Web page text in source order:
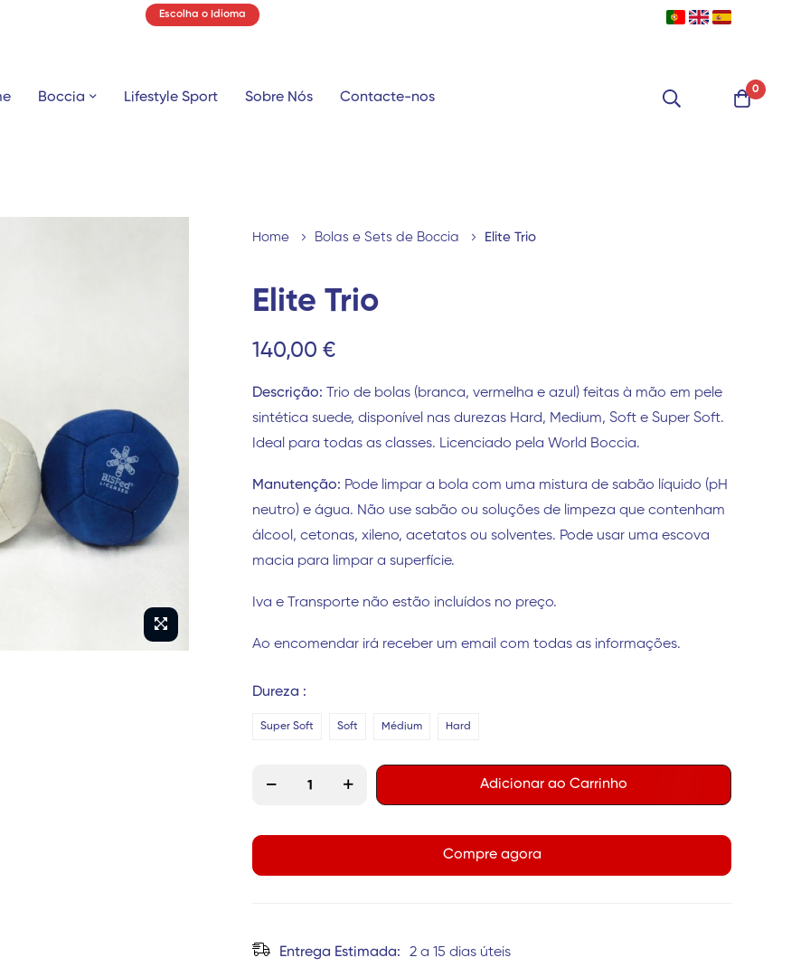
Escolha o Idioma
Boccia Lifestyle Sport Sobre Nós Contacte-nos
0
Home Bolas e Sets de Boccia Elite Trio
Elite Trio
140,00 €
Descrição: Trio de bolas (branca, vermelha e azul) feitas à mão em pele
sintética suede, disponível nas durezas Hard, Medium, Soft e Super Soft.
Ideal para todas as classes. Licenciado pela World Boccia.
Manutenção: Pode limpar a bola com uma mistura de sabão líquido (pH
neutro) e água. Não use sabão ou soluções de limpeza que contenham
álcool, cetonas, xileno, acetatos ou solventes. Pode usar uma escova
macia para limpar a superfície.
Iva e Transporte não estão incluídos no preço.
Ao encomendar irá receber um email com todas as informações.
Dureza
Super Soft Soft Médium Hard
Adicionar ao Carrinho
Compre agora
Entrega Estimada: 2 a 15 dias úteis